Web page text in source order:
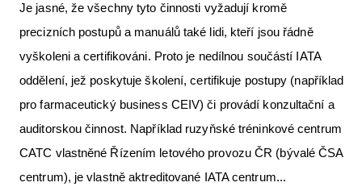
Je jasné, že všechny tyto činnosti vyžadují kromě
precizních postupů a manuálů také lidi, kteří jsou řádně
vyškoleni a certifikováni. Proto je nedílnou součástí IATA
oddělení, jež poskytuje školení, certifikuje postupy (například
pro farmaceutický business CEIV) či provádí konzultační a
auditorskou činnost. Například ruzyňské tréninkové centrum
CATC vlastněné Řízením letového provozu ČR (bývalé ČSA
centrum), je vlastně aktreditované IATA centrum...